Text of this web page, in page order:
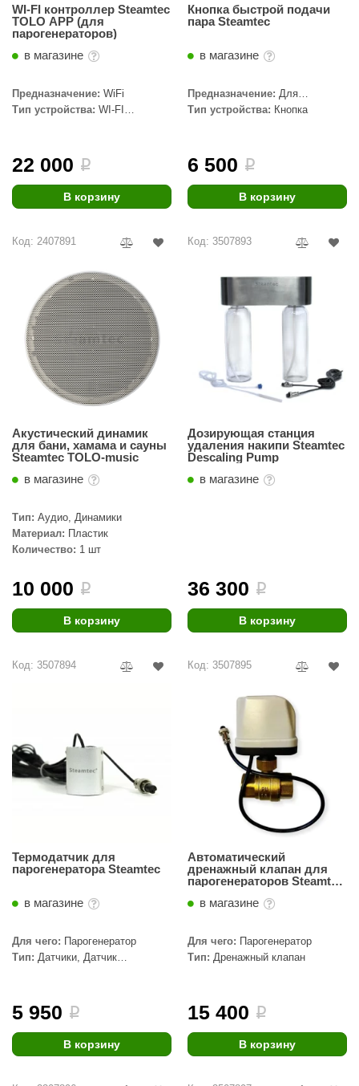
WI-FI контроллер Steamtec
ТОLO APP (для
парогенераторов)
в магазине
Предназначение: WiFi
Тип устройства: WI-FI
22 000 i
В корзину
Кнопка быстрой подачи
пара Steamtec
в магазине
Предназначение: Для
парогенератора
Тип устройства: Кнопка
6 500 i
В корзину
Код: 2407891
Акустический динамик
для бани, хамама и сауны
Steamtec TOLO-music
в магазине
Тип: Аудио, Динамики
Материал: Пластик
Количество: 1 шт
10 000 i
В корзину
Код: 3507893
Дозирующая станция
удаления накипи Steamtec
Descaling Pump
в магазине
36 300 i
В корзину
Код: 3507894
Термодатчик для
парогенератора Steamtec
в магазине
Для чего: Парогенератор
Тип: Датчики, Датчик
5 950 i
В корзину
Код: 3507895
Автоматический
дренажный клапан для
парогенераторов Steamtec
в магазине
Для чего: Парогенератор
Тип: Дренажный клапан
15 400 i
В корзину